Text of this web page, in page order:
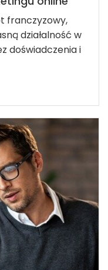
franczyzowy,
działalność w
doświadczenia i